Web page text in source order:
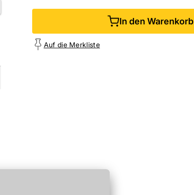
NIEDERLASSUNGEN
In den Warenkorb
Auf die Merkliste